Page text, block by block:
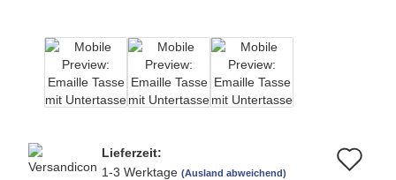
Lieferzeit:
1-3 Werktage (Ausland abweichend)